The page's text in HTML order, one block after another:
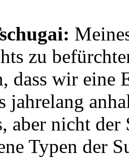
zu
dass wir eine
jahrelang
aber nicht der
Typen der